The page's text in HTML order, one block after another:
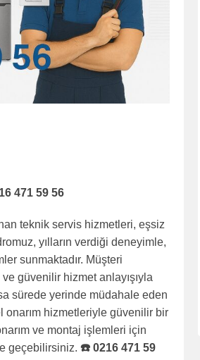
471 59 56
teknik servis hizmetleri, eşsiz
yılların verdiği deneyimle,
sunmaktadır. Müşteri
güvenilir hizmet anlayışıyla
sürede yerinde müdahale eden
hizmetleriyle güvenilir bir
ve montaj işlemleri için
geçebilirsiniz. ☎️ 0216 471 59